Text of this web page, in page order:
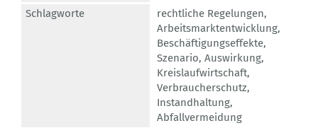
Schlagworte
rechtliche Regelungen,
Arbeitsmarktentwicklung,
Beschäftigungseffekte,
Szenario, Auswirkung,
Kreislaufwirtschaft,
Verbraucherschutz,
Instandhaltung,
Abfallvermeidung